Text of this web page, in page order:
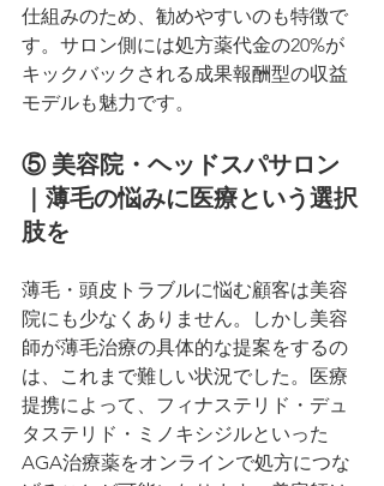
仕組みのため、勧めやすいのも特徴で
す。サロン側には処方薬代金の20%が
キックバックされる成果報酬型の収益
モデルも魅力です。
⑤ 美容院・ヘッドスパサロン
｜薄毛の悩みに医療という選択
肢を
薄毛・頭皮トラブルに悩む顧客は美容
院にも少なくありません。しかし美容
師が薄毛治療の具体的な提案をするの
は、これまで難しい状況でした。医療
提携によって、フィナステリド・デュ
タステリド・ミノキシジルといった
AGA治療薬をオンラインで処方につな